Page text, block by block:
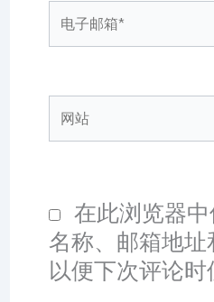
电
子
箱
网
站
在此浏览器
名称、邮箱地址
以便下次评论时